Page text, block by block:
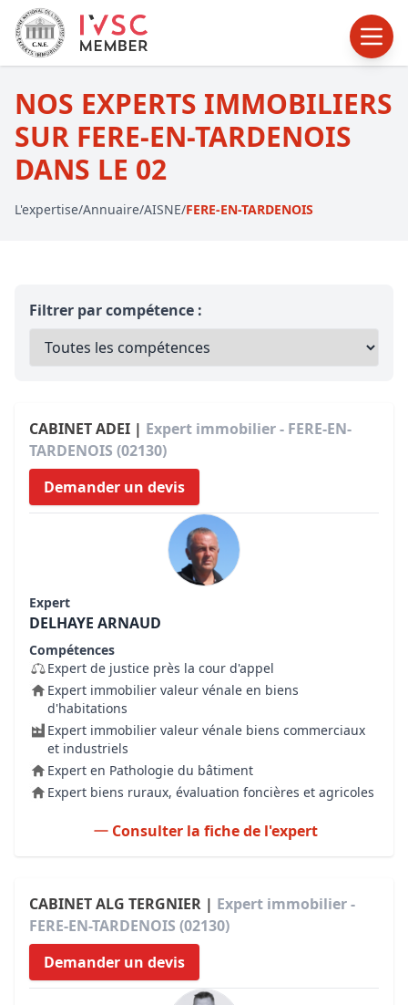
NOS EXPERTS IMMOBILIERS
SUR FERE-EN-TARDENOIS
DANS LE 02
L'expertise/Annuaire/AISNE/FERE-EN-TARDENOIS
Filtrer par compétence :
CABINET ADEI | Expert immobilier - FERE-EN-
TARDENOIS (02130)
Demander un devis
Expert
DELHAYE ARNAUD
Compétences
Expert de justice près la cour d'appel
Expert immobilier valeur vénale en biens
d'habitations
Expert immobilier valeur vénale biens commerciaux
et industriels
Expert en Pathologie du bâtiment
Expert biens ruraux, évaluation foncières et agricoles
Consulter la fiche de l'expert
CABINET ALG TERGNIER | Expert immobilier -
FERE-EN-TARDENOIS (02130)
Demander un devis